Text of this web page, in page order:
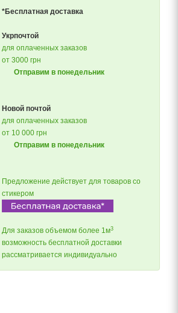
*Бесплатная доставка
Укрпочтой
для оплаченных заказов
от 3000 грн
Отправим в понедельник
Новой почтой
для оплаченных заказов
от 10 000 грн
Отправим в понедельник
Предложение действует для товаров со
стикером
Для заказов объемом более 1м3
возможность бесплатной доставки
рассматривается индивидуально